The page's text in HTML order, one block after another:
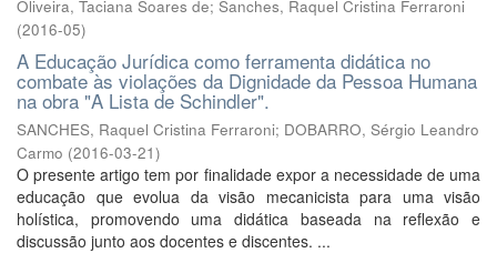
Oliveira, Taciana Soares de; Sanches, Raquel Cristina Ferraroni
(2016-05)
A Educação Jurídica como ferramenta didática no
combate às violações da Dignidade da Pessoa Humana
na obra "A Lista de Schindler".
SANCHES, Raquel Cristina Ferraroni; DOBARRO, Sérgio Leandro
Carmo (2016-03-21)
O presente artigo tem por finalidade expor a necessidade de uma
educação que evolua da visão mecanicista para uma visão
holística, promovendo uma didática baseada na reflexão e
discussão junto aos docentes e discentes. ...